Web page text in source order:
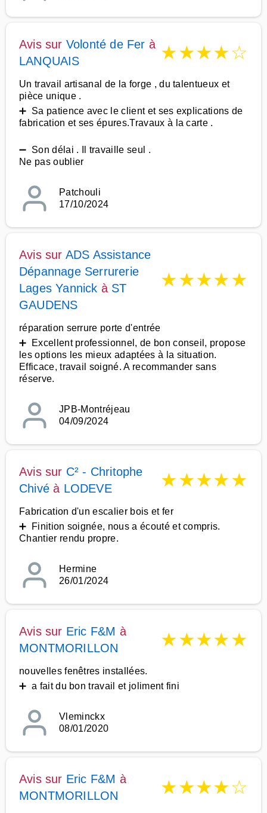
Avis sur Volonté de Fer à
LANQUAIS
★★★★☆
Un travail artisanal de la forge , du talentueux et
pièce unique .
➕ Sa patience avec le client et ses explications de
fabrication et ses épures.Travaux à la carte .
➖ Son délai . Il travaille seul .
Ne pas oublier
Patchouli
17/10/2024
Avis sur ADS Assistance
Dépannage Serrurerie
Lages Yannick à ST
GAUDENS
★★★★★
réparation serrure porte d'entrée
➕ Excellent professionnel, de bon conseil, propose
les options les mieux adaptées à la situation.
Efficace, travail soigné. A recommander sans
réserve.
JPB-Montréjeau
04/09/2024
Avis sur C² - Chritophe
Chivé à LODEVE ★★★★★
Fabrication d'un escalier bois et fer
➕ Finition soignée, nous a écouté et compris.
Chantier rendu propre.
Hermine
26/01/2024
Avis sur Eric F&M à
MONTMORILLON
★★★★★
nouvelles fenêtres installées.
➕ a fait du bon travail et joliment fini
Vleminckx
08/01/2020
Avis sur Eric F&M à
MONTMORILLON
★★★★☆